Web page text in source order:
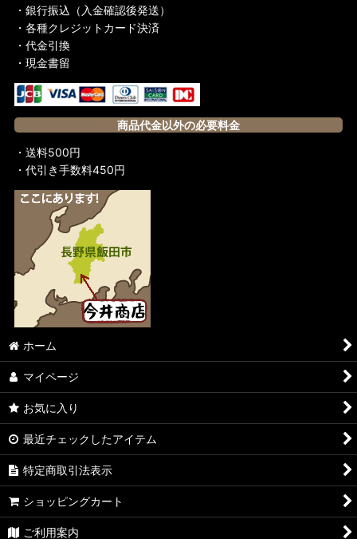
・銀行振込（入金確認後発送）
・各種クレジットカード決済
・代金引換
・現金書留
商品代金以外の必要料金
・送料500円
・代引き手数料450円
ホーム
マイページ
お気に入り
最近チェックしたアイテム
特定商取引法表示
ショッピングカート
ご利用案内